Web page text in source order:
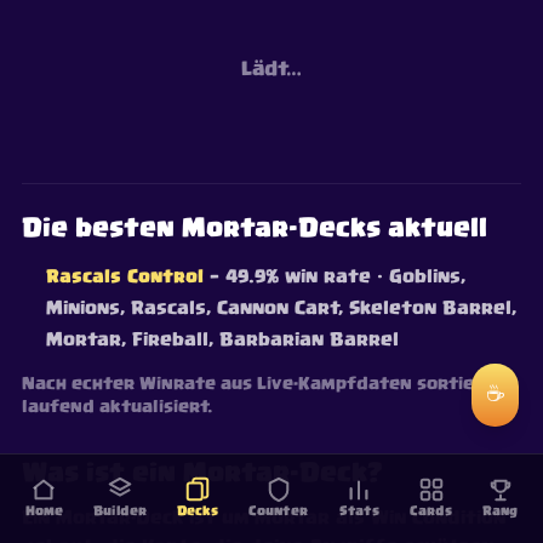
Lädt…
Die besten Mortar-Decks aktuell
Rascals Control — 49.9% win rate · Goblins,
Minions, Rascals, Cannon Cart, Skeleton Barrel,
Mortar, Fireball, Barbarian Barrel
Nach echter Winrate aus Live-Kampfdaten sortiert —
laufend aktualisiert.
Was ist ein Mortar-Deck?
Ein Mortar-Deck ist um Mortar als Win Condition
Home Builder Decks Counter Stats Cards Rang
☕